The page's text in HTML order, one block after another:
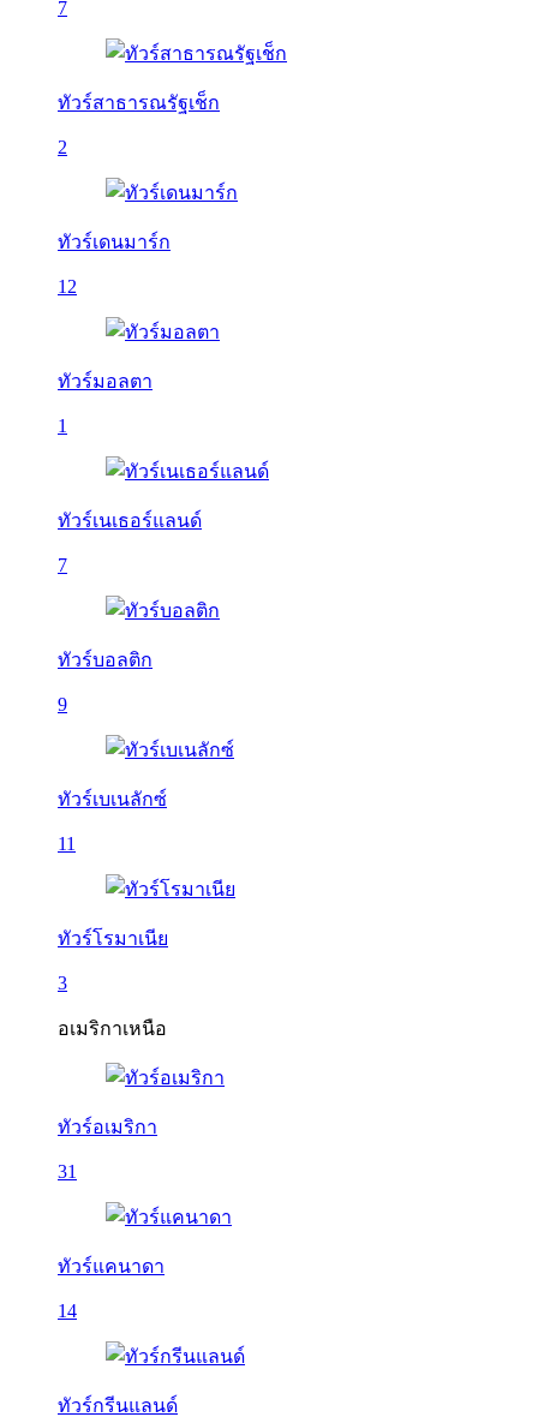
7
ทัวร์สาธารณรัฐเช็ก
2
ทัวร์เดนมาร์ก
12
ทัวร์มอลตา
1
ทัวร์เนเธอร์แลนด์
7
ทัวร์บอลติก
9
ทัวร์เบเนลักซ์
11
ทัวร์โรมาเนีย
3
อเมริกาเหนือ
ทัวร์อเมริกา
31
ทัวร์แคนาดา
14
ทัวร์กรีนแลนด์